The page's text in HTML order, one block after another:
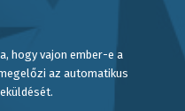
hogy vajon ember-e a
az automatikus